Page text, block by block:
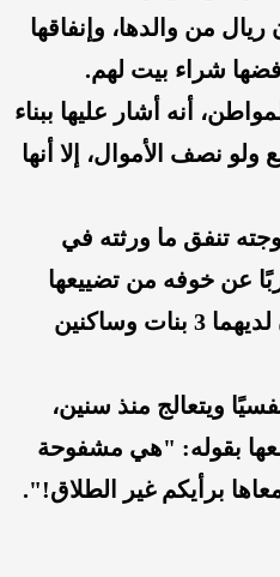
من والدها، وإنفاقها
شراء بيت لهم.
أنه أشار عليها ببناء
ولو نصف الأموال، إلا أنها
تنفق ما ورثته في
عن خوفه من تضييعها
لكامل الفلوس خاصة وأن لديهما 3 بنات وساكنين
ويتعالج منذ سنين،
بقوله: "هي مشفوحة
برأيكم غير الطلاق!".